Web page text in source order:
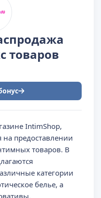
товаров
IntimShop,
на предоставлении
товаров. В
категории
белье, а